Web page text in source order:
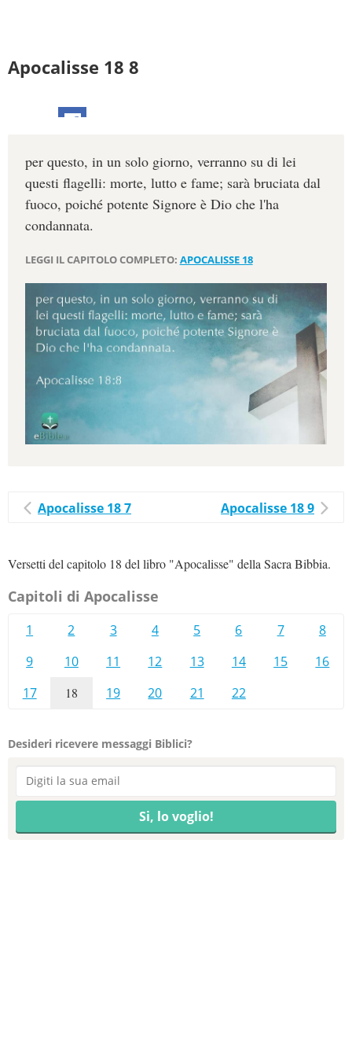
Apocalisse 18 8
per questo, in un solo giorno, verranno su di lei
questi flagelli: morte, lutto e fame; sarà bruciata dal
fuoco, poiché potente Signore è Dio che l'ha
condannata.
LEGGI IL CAPITOLO COMPLETO: APOCALISSE 18
Apocalisse 18 7 Apocalisse 18 9
Versetti del capitolo 18 del libro "Apocalisse" della Sacra Bibbia.
Capitoli di Apocalisse
1 2 3 4 5 6 7
8
9
10 11 12 13 14 15
16
17
18 19 20 21 22
Desideri ricevere messaggi Biblici?